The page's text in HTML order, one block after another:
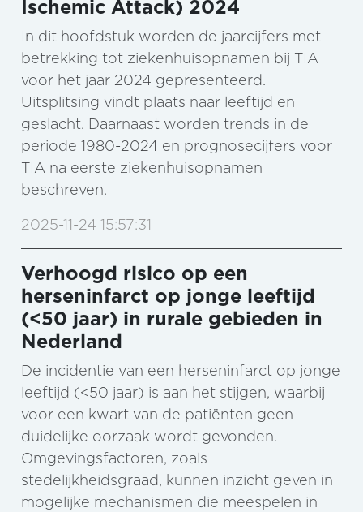
Ischemic Attack) 2024
In dit hoofdstuk worden de jaarcijfers met
betrekking tot ziekenhuisopnamen bij TIA
voor het jaar 2024 gepresenteerd.
Uitsplitsing vindt plaats naar leeftijd en
geslacht. Daarnaast worden trends in de
periode 1980-2024 en prognosecijfers voor
TIA na eerste ziekenhuisopnamen
beschreven.
2025-11-24 15:57:31
Verhoogd risico op een
herseninfarct op jonge leeftijd
(<50 jaar) in rurale gebieden in
Nederland
De incidentie van een herseninfarct op jonge
leeftijd (<50 jaar) is aan het stijgen, waarbij
voor een kwart van de patiënten geen
duidelijke oorzaak wordt gevonden.
Omgevingsfactoren, zoals
stedelijkheidsgraad, kunnen inzicht geven in
mogelijke mechanismen die meespelen in